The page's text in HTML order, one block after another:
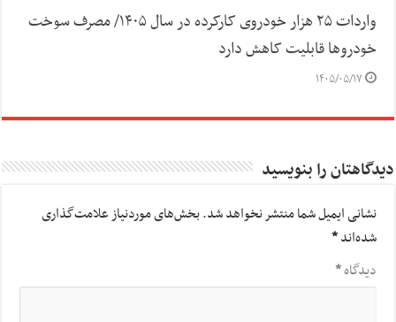
واردات ۲۵ هزار خودروی کارکرده در سال ۱۴۰۵/ مصرف سوخت
خودرو‌ها قابلیت کاهش دارد
۱۴۰۵/۰۵/۱۷
دیدگاهتان را بنویسید
نشانی ایمیل شما منتشر نخواهد شد.بخش‌های موردنیاز علامت‌گذاری
شده‌اند*
دیدگاه*